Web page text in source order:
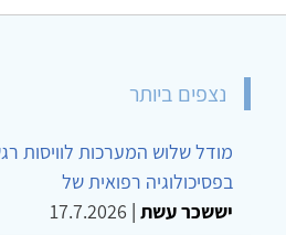
נצפים ביותר
מודל שלוש המערכות לוויסות
בפסיכולוגיה רפואית של
יששכר עשת |
17.7.2026